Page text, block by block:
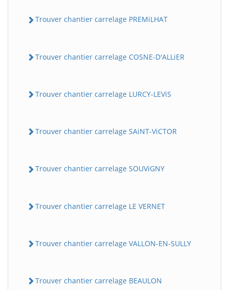
Trouver chantier carrelage PREMiLHAT
Trouver chantier carrelage COSNE-D'ALLiER
Trouver chantier carrelage LURCY-LEViS
Trouver chantier carrelage SAiNT-ViCTOR
Trouver chantier carrelage SOUViGNY
Trouver chantier carrelage LE VERNET
Trouver chantier carrelage VALLON-EN-SULLY
Trouver chantier carrelage BEAULON